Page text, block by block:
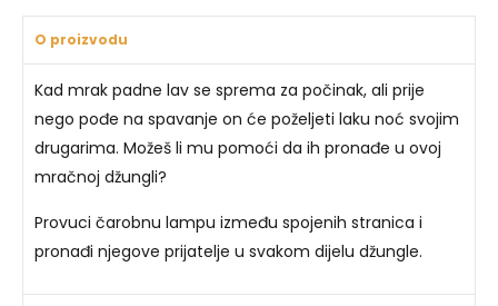
O proizvodu
Kad mrak padne lav se sprema za počinak, ali prije
nego pođe na spavanje on će poželjeti laku noć svojim
drugarima. Možeš li mu pomoći da ih pronađe u ovoj
mračnoj džungli?
Provuci čarobnu lampu između spojenih stranica i
pronađi njegove prijatelje u svakom dijelu džungle.